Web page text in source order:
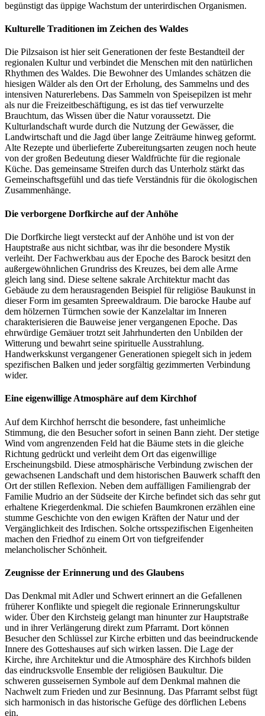
begünstigt das üppige Wachstum der unterirdischen Organismen.
Kulturelle Traditionen im Zeichen des Waldes
Die Pilzsaison ist hier seit Generationen der feste Bestandteil der
regionalen Kultur und verbindet die Menschen mit den natürlichen
Rhythmen des Waldes. Die Bewohner des Umlandes schätzen die
hiesigen Wälder als den Ort der Erholung, des Sammelns und des
intensiven Naturerlebens. Das Sammeln von Speisepilzen ist mehr
als nur die Freizeitbeschäftigung, es ist das tief verwurzelte
Brauchtum, das Wissen über die Natur voraussetzt. Die
Kulturlandschaft wurde durch die Nutzung der Gewässer, die
Landwirtschaft und die Jagd über lange Zeiträume hinweg geformt.
Alte Rezepte und überlieferte Zubereitungsarten zeugen noch heute
von der großen Bedeutung dieser Waldfrüchte für die regionale
Küche. Das gemeinsame Streifen durch das Unterholz stärkt das
Gemeinschaftsgefühl und das tiefe Verständnis für die ökologischen
Zusammenhänge.
Die verborgene Dorfkirche auf der Anhöhe
Die Dorfkirche liegt versteckt auf der Anhöhe und ist von der
Hauptstraße aus nicht sichtbar, was ihr die besondere Mystik
verleiht. Der Fachwerkbau aus der Epoche des Barock besitzt den
außergewöhnlichen Grundriss des Kreuzes, bei dem alle Arme
gleich lang sind. Diese seltene sakrale Architektur macht das
Gebäude zu dem herausragenden Beispiel für religiöse Baukunst in
dieser Form im gesamten Spreewaldraum. Die barocke Haube auf
dem hölzernen Türmchen sowie der Kanzelaltar im Inneren
charakterisieren die Bauweise jener vergangenen Epoche. Das
ehrwürdige Gemäuer trotzt seit Jahrhunderten den Unbilden der
Witterung und bewahrt seine spirituelle Ausstrahlung.
Handwerkskunst vergangener Generationen spiegelt sich in jedem
spezifischen Balken und jeder sorgfältig gezimmerten Verbindung
wider.
Eine eigenwillige Atmosphäre auf dem Kirchhof
Auf dem Kirchhof herrscht die besondere, fast unheimliche
Stimmung, die den Besucher sofort in seinen Bann zieht. Der stetige
Wind vom angrenzenden Feld hat die Bäume stets in die gleiche
Richtung gedrückt und verleiht dem Ort das eigenwillige
Erscheinungsbild. Diese atmosphärische Verbindung zwischen der
gewachsenen Landschaft und dem historischen Bauwerk schafft den
Ort der stillen Reflexion. Neben dem auffälligen Familiengrab der
Familie Mudrio an der Südseite der Kirche befindet sich das sehr gut
erhaltene Kriegerdenkmal. Die schiefen Baumkronen erzählen eine
stumme Geschichte von den ewigen Kräften der Natur und der
Vergänglichkeit des Irdischen. Solche ortsspezifischen Eigenheiten
machen den Friedhof zu einem Ort von tiefgreifender
melancholischer Schönheit.
Zeugnisse der Erinnerung und des Glaubens
Das Denkmal mit Adler und Schwert erinnert an die Gefallenen
früherer Konflikte und spiegelt die regionale Erinnerungskultur
wider. Über den Kirchsteig gelangt man hinunter zur Hauptstraße
und in ihrer Verlängerung direkt zum Pfarramt. Dort können
Besucher den Schlüssel zur Kirche erbitten und das beeindruckende
Innere des Gotteshauses auf sich wirken lassen. Die Lage der
Kirche, ihre Architektur und die Atmosphäre des Kirchhofs bilden
das eindrucksvolle Ensemble der religiösen Baukultur. Die
schweren gusseisernen Symbole auf dem Denkmal mahnen die
Nachwelt zum Frieden und zur Besinnung. Das Pfarramt selbst fügt
sich harmonisch in das historische Gefüge des dörflichen Lebens
ein.